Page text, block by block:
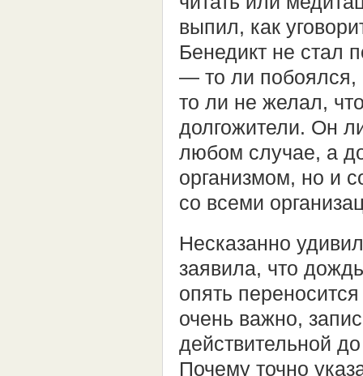
выпил, как
Бенедикт не стал
— то ли побоялся,
то ли не желал,
долгожители. Он
любом случае, а
организмом, но и
со всеми
Несказанно
заявила, что
опять
очень важно,
действительной
Почему точно